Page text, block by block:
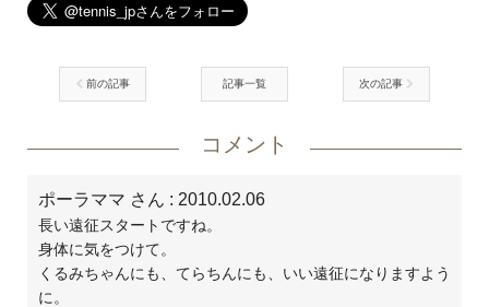
前の記事 記事一覧 次の記事
コメント
ポーラママ さん : 2010.02.06
長い遠征スタートですね。
身体に気をつけて。
くるみちゃんにも、てらちんにも、いい遠征になりますよう
に。